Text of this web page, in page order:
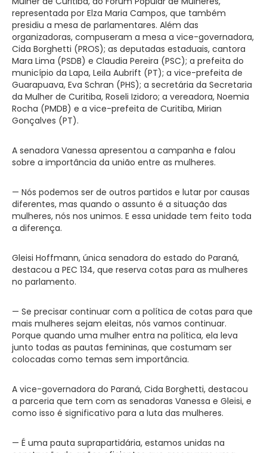
representada por Elza Maria Campos, que também
presidiu a mesa de parlamentares. Além das
organizadoras, compuseram a mesa a vice-governadora,
Cida Borghetti (PROS); as deputadas estaduais, cantora
Mara Lima (PSDB) e Claudia Pereira (PSC); a prefeita do
município da Lapa, Leila Aubrift (PT); a vice-prefeita de
Guarapuava, Eva Schran (PHS); a secretária da Secretaria
da Mulher de Curitiba, Roseli Izidoro; a vereadora, Noemia
Rocha (PMDB) e a vice-prefeita de Curitiba, Mirian
Gonçalves (PT).
A senadora Vanessa apresentou a campanha e falou
sobre a importância da união entre as mulheres.
— Nós podemos ser de outros partidos e lutar por causas
diferentes, mas quando o assunto é a situação das
mulheres, nós nos unimos. E essa unidade tem feito toda
a diferença.
Gleisi Hoffmann, única senadora do estado do Paraná,
destacou a PEC 134, que reserva cotas para as mulheres
no parlamento.
— Se precisar continuar com a política de cotas para que
mais mulheres sejam eleitas, nós vamos continuar.
Porque quando uma mulher entra na política, ela leva
junto todas as pautas femininas, que costumam ser
colocadas como temas sem importância.
A vice-governadora do Paraná, Cida Borghetti, destacou
a parceria que tem com as senadoras Vanessa e Gleisi, e
como isso é significativo para a luta das mulheres.
— É uma pauta suprapartidária, estamos unidas na